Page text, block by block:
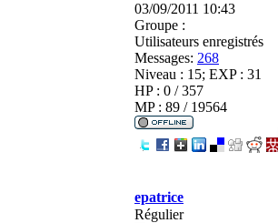
03/09/2011 10:43
Groupe :
Utilisateurs enregistrés
Messages: 268
Niveau : 15; EXP : 31
HP : 0 / 357
MP : 89 / 19564
epatrice
Régulier